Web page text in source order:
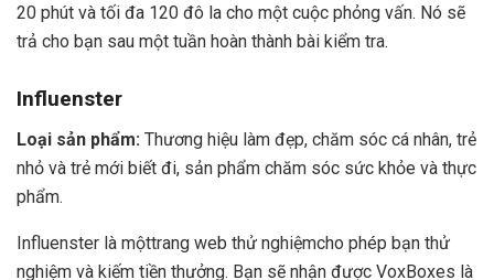
20 phút và tối đa 120 đô la cho một cuộc phỏng vấn. Nó sẽ
trả cho bạn sau một tuần hoàn thành bài kiểm tra.
Influenster
Loại sản phẩm: Thương hiệu làm đẹp, chăm sóc cá nhân, trẻ
nhỏ và trẻ mới biết đi, sản phẩm chăm sóc sức khỏe và thực
phẩm.
Influenster là mộttrang web thử nghiệmcho phép bạn thử
nghiệm và kiếm tiền thưởng. Bạn sẽ nhận được VoxBoxes là